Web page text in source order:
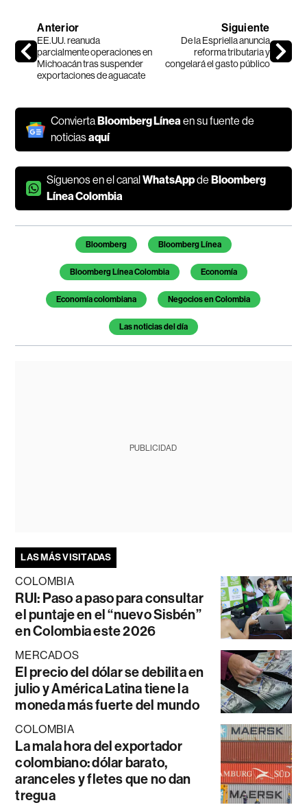
Anterior
EE.UU. reanuda
parcialmente operaciones en
Michoacán tras suspender
exportaciones de aguacate
Siguiente
De la Espriella anuncia
reforma tributaria y
congelará el gasto público
Convierta Bloomberg Líneaen su fuente de
noticiasaquí
Síguenos en el canalWhatsAppde Bloomberg
Línea Colombia
Temas de este artículo
Bloomberg Bloomberg Línea
Bloomberg Línea Colombia Economía
Economía colombiana Negocios en Colombia
Las noticias del día
PUBLICIDAD
LAS MÁS VISITADAS
COLOMBIA
RUI: Paso a paso para consultar
el puntaje en el “nuevo Sisbén”
en Colombia este 2026
MERCADOS
El precio del dólar se debilita en
julio y América Latina tiene la
moneda más fuerte del mundo
COLOMBIA
La mala hora del exportador
colombiano: dólar barato,
aranceles y fletes que no dan
tregua